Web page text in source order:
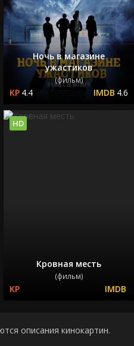
Ночь в магазине
ужастиков
(фильм)
4.4 4.6
Кровная месть
(фильм)
HD
описания кинокартин.